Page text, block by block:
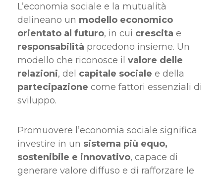
L’economia sociale e la mutualità
delineano un modello economico
orientato al futuro, in cui crescita e
responsabilità procedono insieme. Un
modello che riconosce il valore delle
relazioni, del capitale sociale e della
partecipazione come fattori essenziali di
sviluppo.
Promuovere l’economia sociale significa
investire in un sistema più equo,
sostenibile e innovativo, capace di
generare valore diffuso e di rafforzare le